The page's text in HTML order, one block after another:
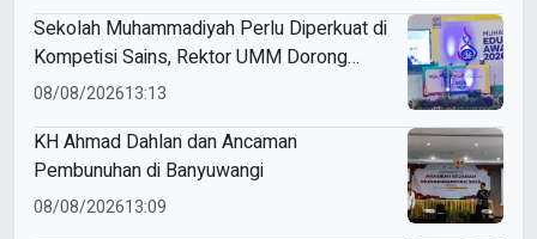
Sekolah Muhammadiyah Perlu Diperkuat di
Kompetisi Sains, Rektor UMM Dorong
Coaching Clinic
08/08/202613:13
KH Ahmad Dahlan dan Ancaman
Pembunuhan di Banyuwangi
08/08/202613:09